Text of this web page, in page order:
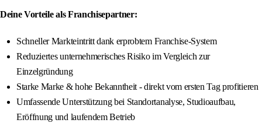
Deine Vorteile als Franchisepartner:
Schneller Markteintritt dank erprobtem Franchise-System
Reduziertes unternehmerisches Risiko im Vergleich zur
Einzelgründung
Starke Marke & hohe Bekanntheit - direkt vom ersten Tag profitieren
Umfassende Unterstützung bei Standortanalyse, Studioaufbau,
Eröffnung und laufendem Betrieb